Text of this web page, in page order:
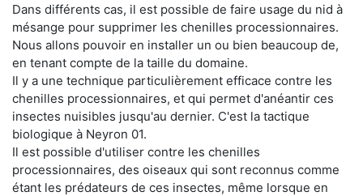
Dans différents cas, il est possible de faire usage du nid à
mésange pour supprimer les chenilles processionnaires.
Nous allons pouvoir en installer un ou bien beaucoup de,
en tenant compte de la taille du domaine.
Il y a une technique particulièrement efficace contre les
chenilles processionnaires, et qui permet d'anéantir ces
insectes nuisibles jusqu'au dernier. C'est la tactique
biologique à Neyron 01.
Il est possible d'utiliser contre les chenilles
processionnaires, des oiseaux qui sont reconnus comme
étant les prédateurs de ces insectes, même lorsque en